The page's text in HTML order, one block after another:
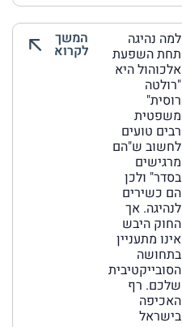
למה נהיגה
תחת השפעת
אלכוהול היא
"רולטה
רוסית"
משפטית
רבים טועים
לחשוב ש"הם
מרגישים
בסדר" ולכן
הם כשירים
לנהיגה. אך
החוק היבש
אינו מתעניין
בתחושה
הסובייקטיבית
שלכם. רף
האכיפה
בישראל
המשך
לקרוא